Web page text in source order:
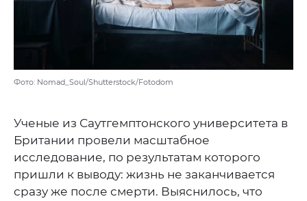
Фото: Nomad_Soul/Shutterstock/Fotodom
Ученые из Саутгемптонского университета в
Британии провели масштабное
исследование, по результатам которого
пришли к выводу: жизнь не заканчивается
сразу же после смерти. Выяснилось, что